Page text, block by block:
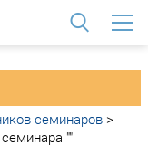
семинаров >
""